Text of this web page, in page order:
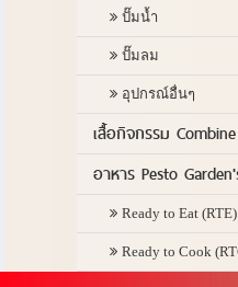
ปั๊มน้ำ
ปั๊มลม
อุปกรณ์อื่นๆ
เสื้อกิจกรรม
อาหาร Pesto
Ready to Eat (RTE)
Ready to Cook